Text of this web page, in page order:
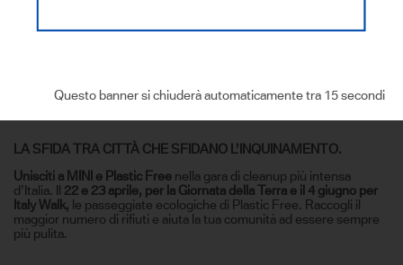
Questo banner si chiuderà automaticamente tra 14 secondi
Perché insieme, possiamo continuare a coltivare il nostroBIG
dell'inquinamento da plastica.
LA SFIDA TRA CITTÀ CHE SFIDANO L’INQUINAMENTO.
Unisciti a MINI e Plastic Free nella gara di cleanup più intensa
d’Italia. Il 22 e 23 aprile, per la Giornata della Terra e il 4 giugno per
Italy Walk, le passeggiate ecologiche di Plastic Free. Raccogli il
maggior numero di rifiuti e aiuta la tua comunità ad essere sempre
più pulita.